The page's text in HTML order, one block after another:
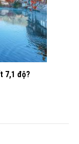
7,1 độ?